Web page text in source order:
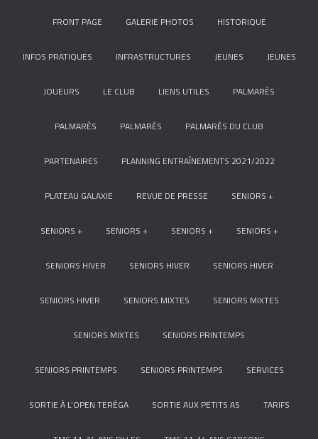
FRONT PAGE GALERIE PHOTOS HISTORIQUE
INFOS PRATIQUES INFRASTRUCTURES JEUNES JEUNES
JOUEURS LE CLUB LIENS UTILES PALMARÈS
PALMARÈS PALMARÈS PALMARÈS DU CLUB
PARTENAIRES PLANNING ENTRAÎNEMENTS 2021/2022
PLATEAU GALAXIE REVUE DE PRESSE SENIORS +
SENIORS + SENIORS + SENIORS + SENIORS +
SENIORS HIVER SENIORS HIVER SENIORS HIVER
SENIORS HIVER SENIORS MIXTES SENIORS MIXTES
SENIORS MIXTES SENIORS PRINTEMPS
SENIORS PRINTEMPS SENIORS PRINTEMPS SERVICES
SORTIE À L’OPEN TERÉGA SORTIE AUX PETITS AS TARIFS